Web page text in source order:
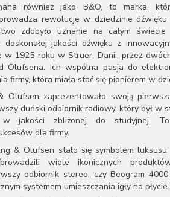
również jako B&O, to marka,
rewolucje w dziedzinie
zdobyło uznanie na całym
doskonałej jakości dźwięku z
w 1925 roku w Struer, Danii, przez
Olufsena. Ich wspólna pasja do
firmy, która miała stać się pionierem w
zaprezentowało swoją
duński odbiornik radiowy, który był w
w jakości zbliżonej do studyjnej.
dla firmy.
& Olufsen stało się symbolem
wiele ikonicznych
odbiornik stereo, czy Beogram
systemem umieszczania igły na płycie.